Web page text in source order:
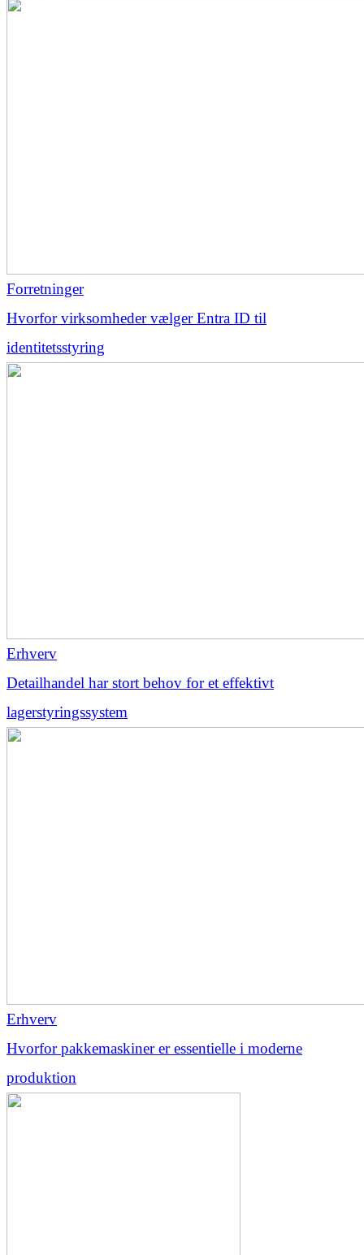
Forretninger
Hvorfor virksomheder vælger Entra ID til
identitetsstyring
Erhverv
Detailhandel har stort behov for et effektivt
lagerstyringssystem
Erhverv
Hvorfor pakkemaskiner er essentielle i moderne
produktion